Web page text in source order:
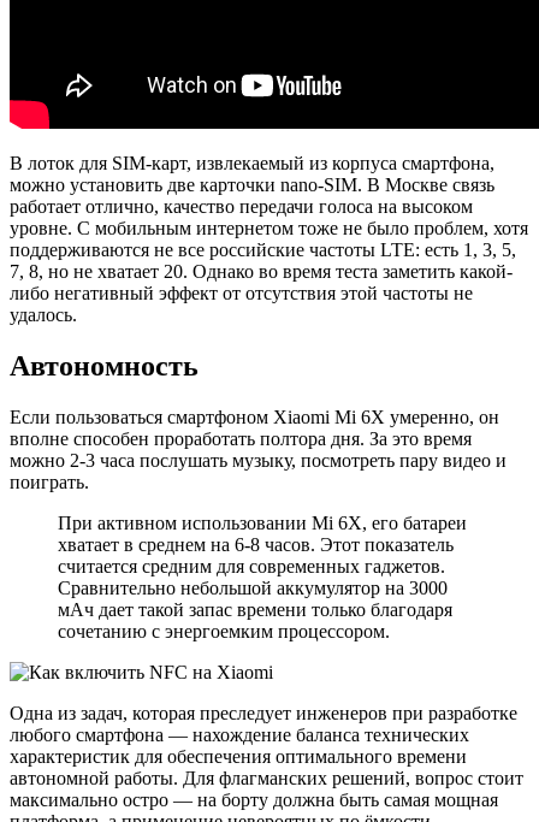
В лоток для SIM-карт, извлекаемый из корпуса смартфона,
можно установить две карточки nano-SIM. В Москве связь
работает отлично, качество передачи голоса на высоком
уровне. С мобильным интернетом тоже не было проблем, хотя
поддерживаются не все российские частоты LTE: есть 1, 3, 5,
7, 8, но не хватает 20. Однако во время теста заметить какой-
либо негативный эффект от отсутствия этой частоты не
удалось.
Автономность
Если пользоваться смартфоном Xiaomi Mi 6X умеренно, он
вполне способен проработать полтора дня. За это время
можно 2-3 часа послушать музыку, посмотреть пару видео и
поиграть.
При активном использовании Mi 6X, его батареи
хватает в среднем на 6-8 часов. Этот показатель
считается средним для современных гаджетов.
Сравнительно небольшой аккумулятор на 3000
мАч дает такой запас времени только благодаря
сочетанию с энергоемким процессором.
Одна из задач, которая преследует инженеров при разработке
любого смартфона — нахождение баланса технических
характеристик для обеспечения оптимального времени
автономной работы. Для флагманских решений, вопрос стоит
максимально остро — на борту должна быть самая мощная